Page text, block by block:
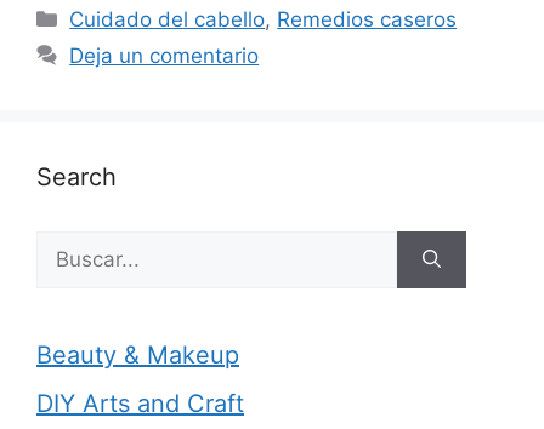
Categorías
Cuidado del cabello, Remedios caseros
Deja un comentario
Search
Beauty & Makeup
DIY Arts and Craft